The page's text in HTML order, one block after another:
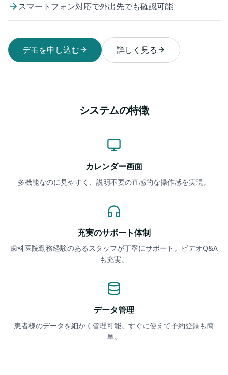
スマートフォン対応で外出先でも確認可能
デモを申し込む 詳しく見る
システムの特徴
カレンダー画面
多機能なのに見やすく、説明不要の直感的な操作感を実現。
充実のサポート体制
歯科医院勤務経験のあるスタッフが丁寧にサポート。ビデオQ&A
も充実。
データ管理
患者様のデータを細かく管理可能。すぐに使えて予約登録も簡
単。